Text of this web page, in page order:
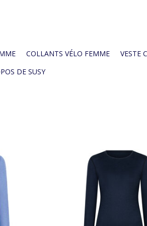
COLLANTS VÉLO FEMME VESTE
DE SUSY
bien au chaud pendant vos
AJOUTER AU PANIER